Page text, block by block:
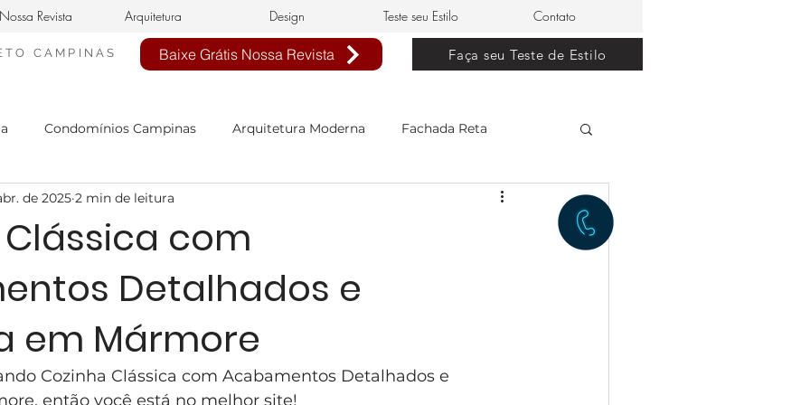
Revista Arquitetura Design Teste seu Estilo Contato
CAMPINAS Baixe Grátis Nossa Revista Faça seu Teste de Estilo
Condomínios Campinas Arquitetura Moderna Fachada Reta
Civil em Campinas
buffet infantil projeto de interiores
Neoclássica Estilo Neoclássico
com
Detalhados e
em Mármore
de 2025 2 min de leitura
Cozinha Clássica com Acabamentos Detalhados e
então você está no melhor site!